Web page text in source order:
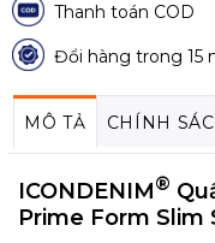
Thanh toán COD
Đổi hàng trong 15
MÔ TẢ CHÍNH
ICONDENIM®
Prime Form Slim